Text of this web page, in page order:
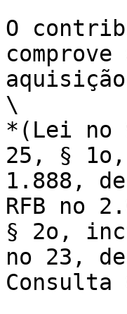
O
\
*(Lei no
25, §
1.888,
RFB no
§ 2o,
no 23,